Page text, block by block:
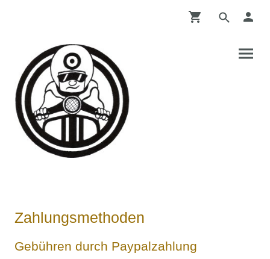
Zahlungsmethoden
Gebühren durch Paypalzahlung